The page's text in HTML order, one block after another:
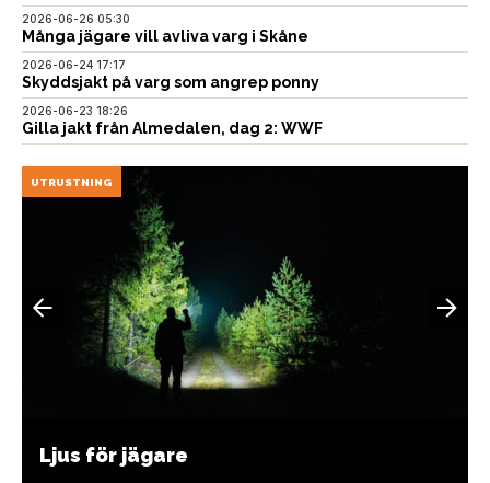
2026-06-26 05:30
Många jägare vill avliva varg i Skåne
2026-06-24 17:17
Skyddsjakt på varg som angrep ponny
2026-06-23 18:26
Gilla jakt från Almedalen, dag 2: WWF
UTRUSTNING
Ljus för jägare